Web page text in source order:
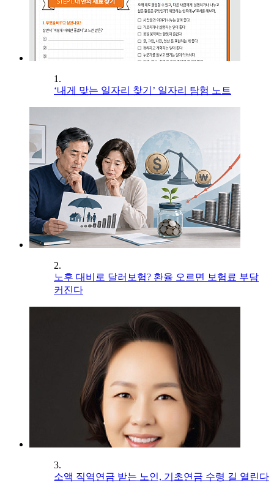
1.
‘내게 맞는 일자리 찾기’ 일자리 탐험 노트
2.
노후 대비로 달러보험? 환율 오르면 보험료 부담
커진다
3.
소액 직역연금 받는 노인, 기초연금 수령 길 열린다